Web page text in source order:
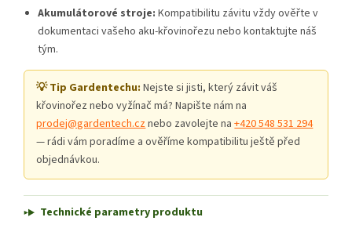
Akumulátorové stroje: Kompatibilitu závitu vždy ověřte v
dokumentaci vašeho aku-křovinořezu nebo kontaktujte náš
tým.
💡 Tip Gardentechu: Nejste si jisti, který závit váš
křovinořez nebo vyžínač má? Napište nám na
prodej@gardentech.cznebo zavolejte na+420 548 531 294
— rádi vám poradíme a ověříme kompatibilitu ještě před
objednávkou.
Technické parametry produktu